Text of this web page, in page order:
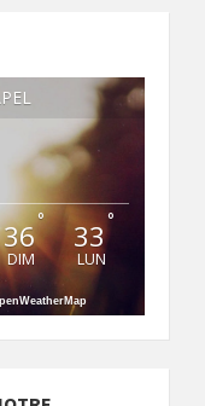
36°
DIM
33°
LUN